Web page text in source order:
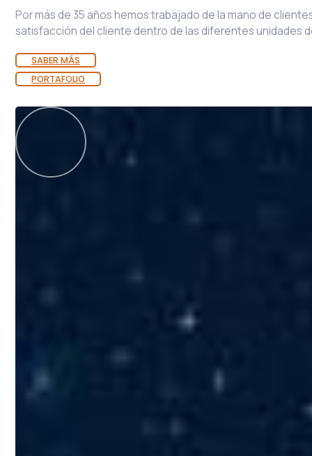
Por más de 35 años hemos trabajado de la mano de
satisfacción del cliente dentro de las diferentes unidades
SABER MÁS
PORTAFOLIO